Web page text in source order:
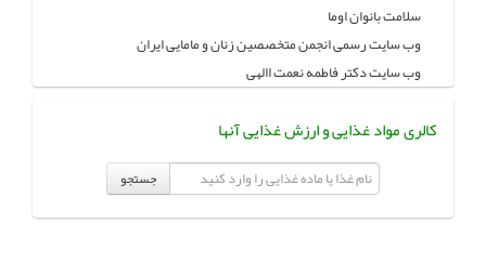
سلامت بانوان اوما
وب سایت رسمی انجمن متخصصین زنان و مامایی ایران
وب سایت دکتر فاطمه نعمت االهی
کالری مواد غذایی و ارزش غذایی آنها
جستجو